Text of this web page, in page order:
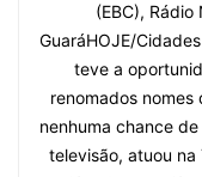
(EBC),
GuaráHOJE/
teve a
renomados nomes
nenhuma chance
televisão, atuou na